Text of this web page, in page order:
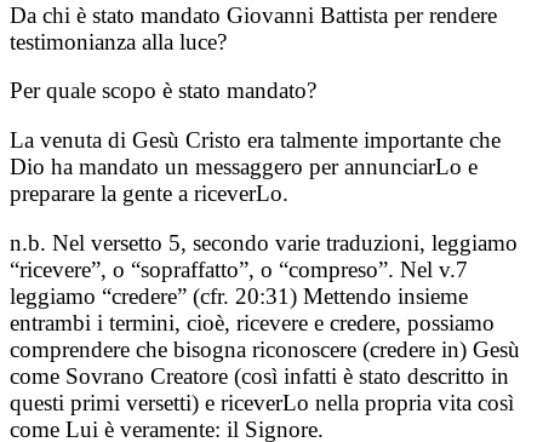
Da chi è stato mandato Giovanni Battista per rendere
testimonianza alla luce?
Per quale scopo è stato mandato?
La venuta di Gesù Cristo era talmente importante che
Dio ha mandato un messaggero per annunciarLo e
preparare la gente a riceverLo.
n.b. Nel versetto 5, secondo varie traduzioni, leggiamo
“ricevere”, o “sopraffatto”, o “compreso”. Nel v.7
leggiamo “credere” (cfr. 20:31) Mettendo insieme
entrambi i termini, cioè, ricevere e credere, possiamo
comprendere che bisogna riconoscere (credere in) Gesù
come Sovrano Creatore (così infatti è stato descritto in
questi primi versetti) e riceverLo nella propria vita così
come Lui è veramente: il Signore.